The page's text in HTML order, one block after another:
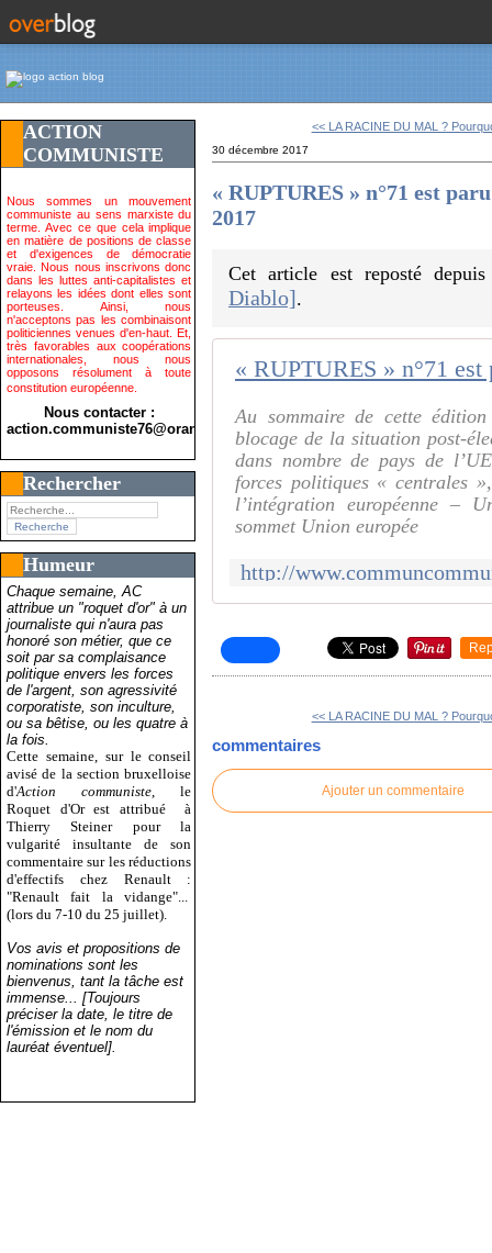
ACTION
COMMUNISTE
Nous sommes un mouvement
communiste au sens marxiste du
terme. Avec ce que cela implique
en matière de positions de classe
et d'exigences de démocratie
vraie. Nous nous inscrivons donc
dans les luttes anti-capitalistes et
relayons les idées dont elles sont
porteuses. Ainsi, nous
n'acceptons pas les combinaisont
politiciennes venues d'en-haut. Et,
très favorables aux coopérations
internationales, nous nous
opposons résolument à toute
constitution européenne.
Nous contacter :
action.communiste76@orange.fr>
Rechercher
Humeur
Chaque semaine, AC
attribue un "roquet d'or" à un
journaliste qui n'aura pas
honoré son métier, que ce
soit par sa complaisance
politique envers les forces
de l'argent, son agressivité
corporatiste, son inculture,
ou sa bêtise, ou les quatre à
la fois.
Cette semaine, sur le conseil
avisé de la section bruxelloise
d'Action communiste , le
Roquet d'Or est attribué
à
Thierry Steiner pour la
vulgarité insultante de son
commentaire sur les réductions
d'effectifs chez Renault :
"Renault fait la vidange"...
(lors du 7-10 du 25 juillet).
Vos avis et propositions de
nominations sont les
bienvenus, tant la tâche est
immense... [Toujours
préciser la date, le titre de
l'émission et le nom du
lauréat éventuel].
<< LA RACINE DU MAL ?
30 décembre 2017
« RUPTURES » n°71 est
2017
Cet article est reposté
Diablo].
Au sommaire de cette
blocage de la situation post-
dans nombre de pays de
forces politiques « centrales
l’intégration européenne –
sommet Union europée
<< LA RACINE DU MAL ?
commentaires
Ajouter un commentaire